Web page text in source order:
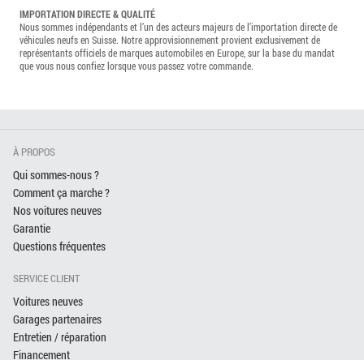
IMPORTATION DIRECTE & QUALITÉ
Nous sommes indépendants et l’un des acteurs majeurs de l’importation directe de
véhicules neufs en Suisse. Notre approvisionnement provient exclusivement de
représentants officiels de marques automobiles en Europe, sur la base du mandat
que vous nous confiez lorsque vous passez votre commande.
À PROPOS
Qui sommes-nous ?
Comment ça marche ?
Nos voitures neuves
Garantie
Questions fréquentes
SERVICE CLIENT
Voitures neuves
Garages partenaires
Entretien / réparation
Financement